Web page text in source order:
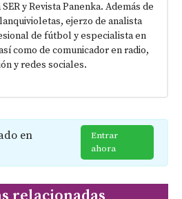
y Revista Panenka. Además de
ejerzo de analista
de fútbol y especialista en
como de comunicador en radio,
y redes sociales.
en
Entrar
ahora